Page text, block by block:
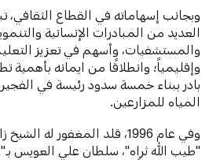
وبجانب إسهاماته في القطاع
العديد من المبادرات الإنسانية
والمستشفيات، وأسهم في تعزيز
وإقليمياً؛ وانطلاقًا من ايمانه بأهمية
بادر ببناء خمسة سدود رئيسة في
المياه للمزارعين.
وفي عام 1996، قلد المغفور له
"طيب الله ثراه"، سلطان علي العويس